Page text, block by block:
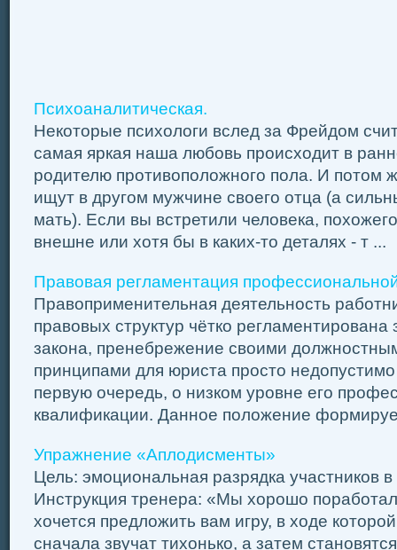
Психоаналитическая.
Некоторые психологи вслед за Фрейдом
самая яркая наша любовь происходит в
родителю противоположного пола. И потом
ищут в другом мужчине своего отца (а
мать). Если вы встретили человека,
внешне или хотя бы в каких-то деталях - т ...
Правовая регламентация
Правоприменительная деятельность
правовых структур чётко
закона, пренебрежение своими
принципами для юриста просто недопустимо
первую очередь, о низком уровне его
квалификации. Данное положение
Упражнение «Аплодисменты»
Цель: эмоциональная разрядка участников в
Инструкция тренера: «Мы хорошо
хочется предложить вам игру, в ходе
сначала звучат тихонько, а затем